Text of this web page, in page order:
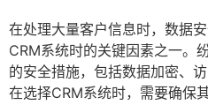
在处理大量客户信息时，数据
CRM系统时的关键因素之一。
的安全措施，包括数据加密、
在选择CRM系统时，需要确保